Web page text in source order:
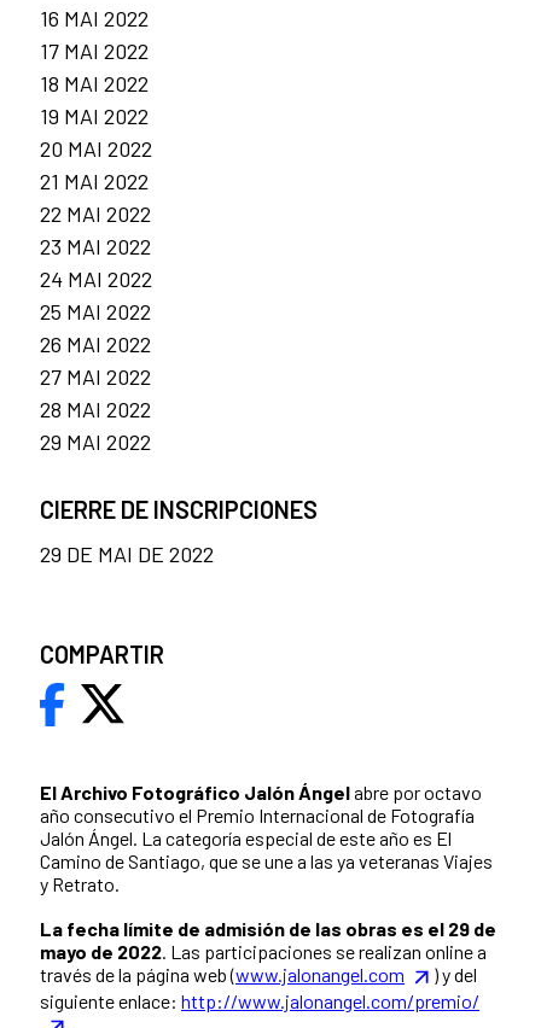
El Archivo Fotográfico Jalón Ángelabre por octavo
año consecutivo el Premio Internacional de Fotografía
Jalón Ángel. La categoría especial de este año es El
Camino de Santiago, que se une a las ya veteranas Viajes
y Retrato.
La fecha límite de admisión de las obras es el 29 de
mayo de 2022. Las participaciones se realizan online a
través de la página web (www.jalonangel.com
) y del
siguiente enlace: http://www.jalonangel.com/premio/
16 MAI 2022
17 MAI 2022
18 MAI 2022
19 MAI 2022
20 MAI 2022
21 MAI 2022
22 MAI 2022
23 MAI 2022
24 MAI 2022
25 MAI 2022
26 MAI 2022
27 MAI 2022
28 MAI 2022
29 MAI 2022
CIERRE DE INSCRIPCIONES
29 DE MAI DE 2022
COMPARTIR